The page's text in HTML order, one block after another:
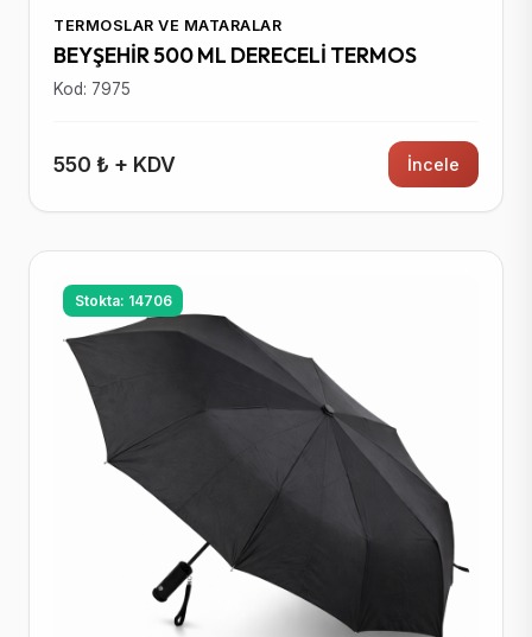
TERMOSLAR VE MATARALAR
BEYŞEHİR 500 ML DERECELİ TERMOS
Kod: 7975
550 ₺ + KDV İncele
Stokta: 14706